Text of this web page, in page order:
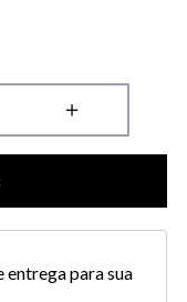
＋
para sua